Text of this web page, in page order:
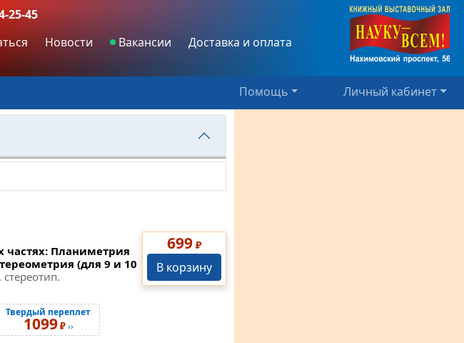
25-45
Новости Вакансии
Доставка и оплата
Помощь Личный кабинет
699 ₽
В корзину
частях: Планиметрия
(для 9 и 10
Твердый переплет
1099₽››